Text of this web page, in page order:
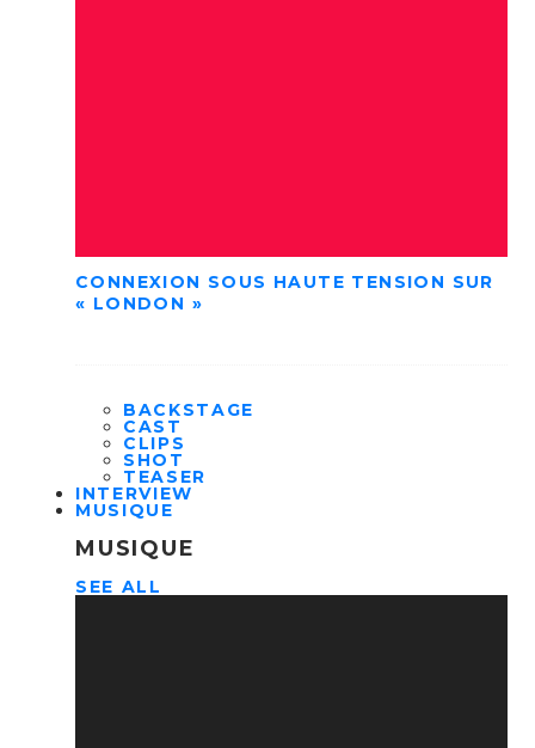
CONNEXION SOUS HAUTE TENSION SUR
« LONDON »
BACKSTAGE
CAST
CLIPS
SHOT
TEASER
INTERVIEW
MUSIQUE
MUSIQUE
SEE ALL